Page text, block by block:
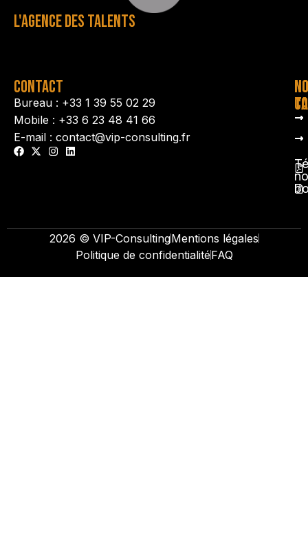
L'AGENCE DES TALENTS
CONTACT
Bureau : +33 1 39 55 02 29
Mobile : +33 6 23 48 41 66
E-mail : contact@vip-consulting.fr
2026 © VIP-ConsultingMentions légales
Politique de confidentialitéFAQ